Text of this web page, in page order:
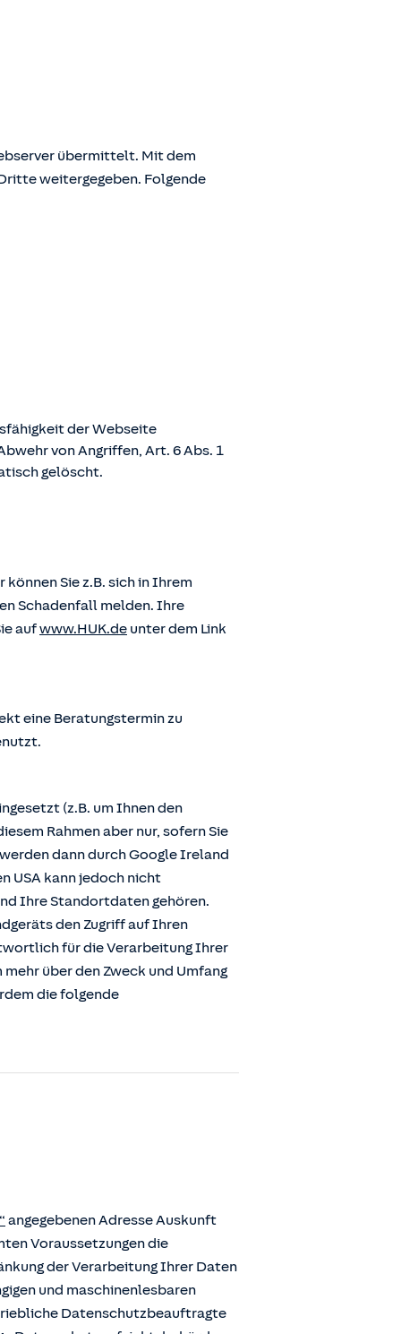
übermittelt. Mit dem
weitergegeben. Folgende
der Webseite
von Angriffen, Art. 6 Abs. 1
gelöscht.
Sie z.B. sich in Ihrem
Schadenfall melden. Ihre
aufwww.HUK.de unter dem Link
eine Beratungstermin zu
(z.B. um Ihnen den
Rahmen aber nur, sofern Sie
dann durch Google Ireland
USA kann jedoch nicht
Ihre Standortdaten gehören.
den Zugriff auf Ihren
für die Verarbeitung Ihrer
über den Zweck und Umfang
die folgende
angegebenen Adresse Auskunft
Voraussetzungen die
der Verarbeitung Ihrer Daten
und maschinenlesbaren
Datenschutzbeauftragte